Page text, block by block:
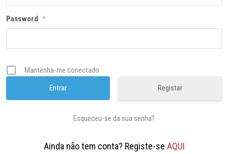
Password *
Mantenha-me conectado
Registar
Esqueceu-se da sua senha?
Ainda não tem conta? Registe-se AQUI